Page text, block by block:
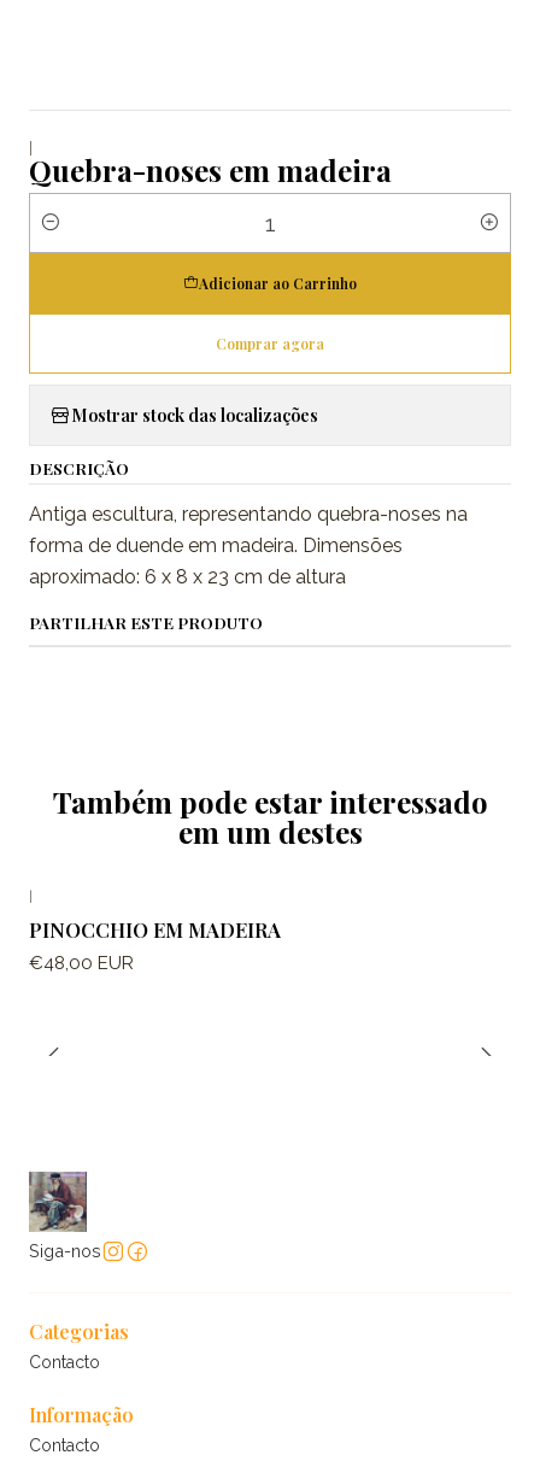
|
Quebra-noses em madeira
Quantidade
Adicionar ao Carrinho
Comprar agora
Mostrar stock das localizações
DESCRIÇÃO
Antiga escultura, representando quebra-noses na
forma de duende em madeira. Dimensões
aproximado: 6 x 8 x 23 cm de altura
PARTILHAR ESTE PRODUTO
Também pode estar interessado
em um destes
|
PINOCCHIO EM MADEIRA
€48,00 EUR
Siga-nos
Categorias
Contacto
Informação
Contacto